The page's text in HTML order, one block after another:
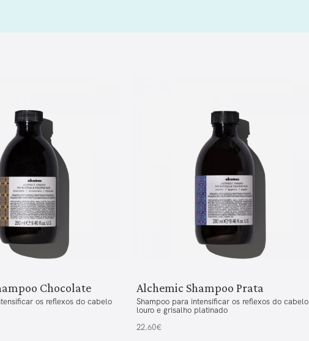
Chocolate
os reflexos do cabelo
Alchemic Shampoo Prata
Shampoo para intensificar os reflexos do cabelo
louro e grisalho platinado
22.60€